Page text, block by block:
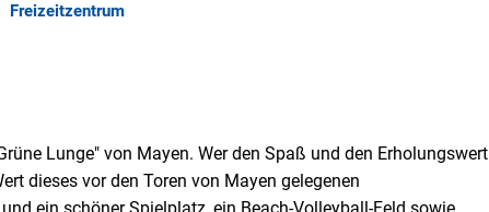
Freizeitzentrum
Lunge" von Mayen. Wer den Spaß und den Erholungswert
dieses vor den Toren von Mayen gelegenen